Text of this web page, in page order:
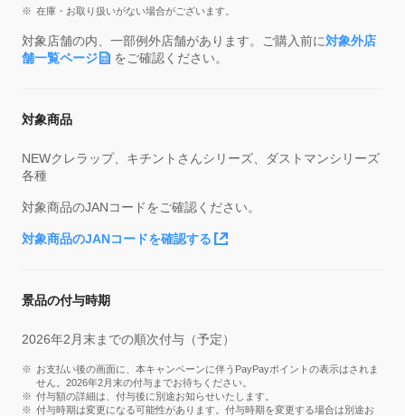
在庫・お取り扱いがない場合がございます。
対象店舗の内、一部例外店舗があります。ご購入前に対象外店
舗一覧ページ
をご確認ください。
対象商品
NEWクレラップ、キチントさんシリーズ、ダストマンシリーズ
各種
対象商品のJANコードをご確認ください。
対象商品のJANコードを確認する
景品の付与時期
2026年2月末までの順次付与（予定）
お支払い後の画面に、本キャンペーンに伴うPayPayポイントの表示はされま
せん。2026年2月末の付与までお待ちください。
付与額の詳細は、付与後に別途お知らせいたします。
付与時期は変更になる可能性があります。付与時期を変更する場合は別途お